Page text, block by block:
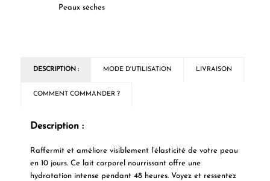
Peaux sèches
DESCRIPTION : MODE D'UTILISATION LIVRAISON
COMMENT COMMANDER ?
Description :
Raffermit et améliore visiblement l’élasticité de votre peau
en 10 jours. Ce lait corporel nourrissant offre une
hydratation intense pendant 48 heures. Voyez et ressentez